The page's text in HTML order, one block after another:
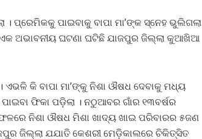
ପ୍ରେମିକକୁ ପାଇବାକୁ ବାପା ମା’ଙ୍କ ସ୍ନେହ ଭୁଲିଗଲା
ଏକ ଅଭାବନୀୟ ଘଟଣା ଘଟିଛି ଯାଜପୁର ଜିଲ୍ଲା କୁଆଖିଆ
ଏଭଳି କି ବାପା ମା’ଙ୍କୁ ନିଶା ଔଷଧ ଦେବାକୁ ମଧ୍ୟ
ଫିକା ପଡ଼ିଲା । ନଠୁଆବର ଗାଁର ୧୩ବର୍ଷର
ନିଶା ଔଷଧ ମିଶା ଖାଦ୍ୟ ଖାଇ ପରିବାରର ୫ଜଣ
ଜିଲ୍ଲା ଯଯାତି କେଶରୀ ମେଡ଼ିକାଲରେ ଚିକିତ୍ସିତ